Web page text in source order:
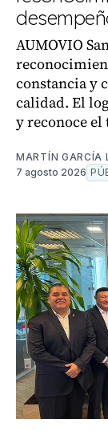
AUMOVIO
constancia y
calidad. El
y reconoce
MARTÍN GARCÍA
7 agosto 2026